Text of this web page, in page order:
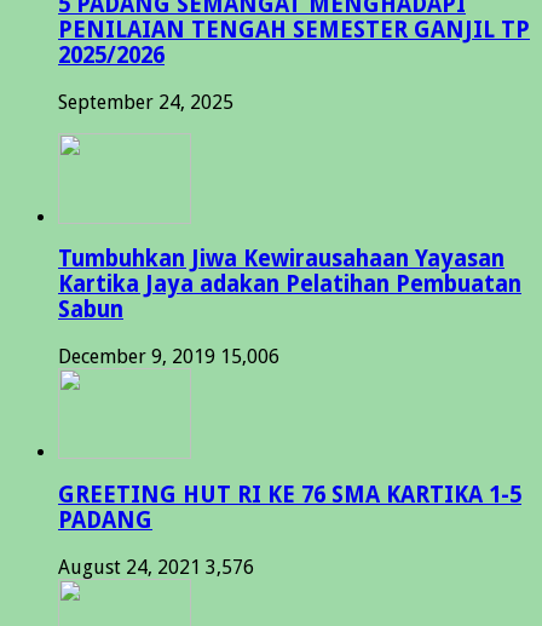
PENILAIAN TENGAH SEMESTER GANJIL TP
2025/2026
September 24, 2025
Tumbuhkan Jiwa Kewirausahaan Yayasan
Kartika Jaya adakan Pelatihan Pembuatan
Sabun
December 9, 2019 15,006
GREETING HUT RI KE 76 SMA KARTIKA 1-5
PADANG
August 24, 2021 3,576